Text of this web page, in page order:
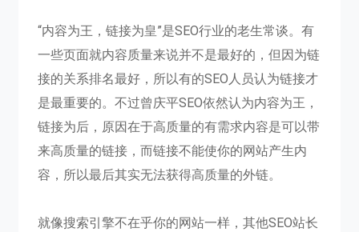
“内容为王，链接为皇”是SEO行业的老生常谈。有
一些页面就内容质量来说并不是最好的，但因为链
接的关系排名最好，所以有的SEO人员认为链接才
是最重要的。不过曾庆平SEO依然认为内容为王，
链接为后，原因在于高质量的有需求内容是可以带
来高质量的链接，而链接不能使你的网站产生内
容，所以最后其实无法获得高质量的外链。
就像搜索引擎不在乎你的网站一样，其他SEO站长